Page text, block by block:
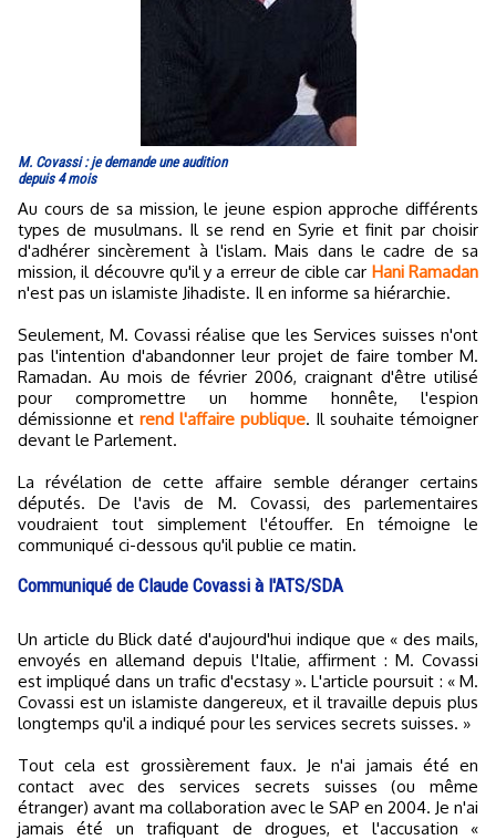
M. Covassi : je demande une audition
depuis 4 mois
Au cours de sa mission, le jeune espion approche différents
types de musulmans. Il se rend en Syrie et finit par choisir
d'adhérer sincèrement à l'islam. Mais dans le cadre de sa
mission, il découvre qu'il y a erreur de cible car Hani Ramadan
n'est pas un islamiste Jihadiste. Il en informe sa hiérarchie.
Seulement, M. Covassi réalise que les Services suisses n'ont
pas l'intention d'abandonner leur projet de faire tomber M.
Ramadan. Au mois de février 2006, craignant d'être utilisé
pour compromettre un homme honnête, l'espion
démissionne et rend l'affaire publique. Il souhaite témoigner
devant le Parlement.
La révélation de cette affaire semble déranger certains
députés. De l'avis de M. Covassi, des parlementaires
voudraient tout simplement l'étouffer. En témoigne le
communiqué ci-dessous qu'il publie ce matin.
Communiqué de Claude Covassi à l'ATS/SDA
Un article du Blick daté d'aujourd'hui indique que « des mails,
envoyés en allemand depuis l'Italie, affirment : M. Covassi
est impliqué dans un trafic d'ecstasy ». L'article poursuit : « M.
Covassi est un islamiste dangereux, et il travaille depuis plus
longtemps qu'il a indiqué pour les services secrets suisses. »
Tout cela est grossièrement faux. Je n'ai jamais été en
contact avec des services secrets suisses (ou même
étranger) avant ma collaboration avec le SAP en 2004. Je n'ai
jamais été un trafiquant de drogues, et l'accusation «